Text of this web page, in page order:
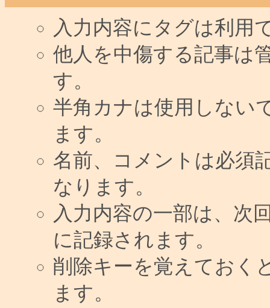
入力内容にタグは利用
他人を中傷する記事は
す。
半角カナは使用しない
ます。
名前、コメントは必須
なります。
入力内容の一部は、次
に記録されます。
削除キーを覚えておく
ます。